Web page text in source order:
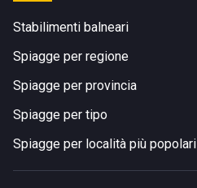
Stabilimenti balneari
Spiagge per regione
Spiagge per provincia
Spiagge per tipo
Spiagge per località più popolari